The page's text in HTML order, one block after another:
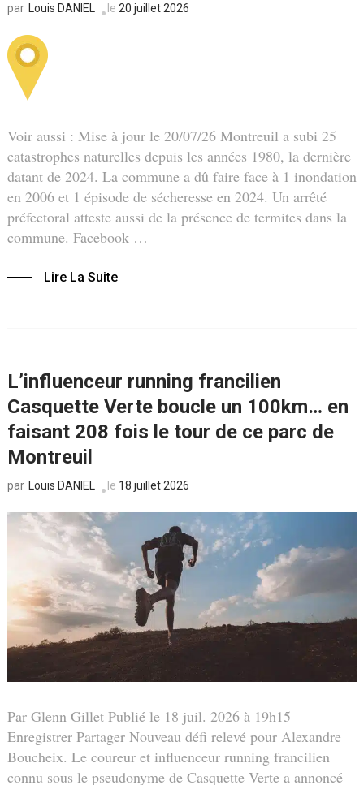
par Louis DANIEL le 20 juillet 2026
Voir aussi : Mise à jour le 20/07/26 Montreuil a subi 25
catastrophes naturelles depuis les années 1980, la dernière
datant de 2024. La commune a dû faire face à 1 inondation
en 2006 et 1 épisode de sécheresse en 2024. Un arrêté
préfectoral atteste aussi de la présence de termites dans la
commune. Facebook …
Lire La Suite
L’influenceur running francilien
Casquette Verte boucle un 100km… en
faisant 208 fois le tour de ce parc de
Montreuil
par Louis DANIEL le 18 juillet 2026
Par Glenn Gillet Publié le 18 juil. 2026 à 19h15
Enregistrer Partager Nouveau défi relevé pour Alexandre
Boucheix. Le coureur et influenceur running francilien
connu sous le pseudonyme de Casquette Verte a annoncé